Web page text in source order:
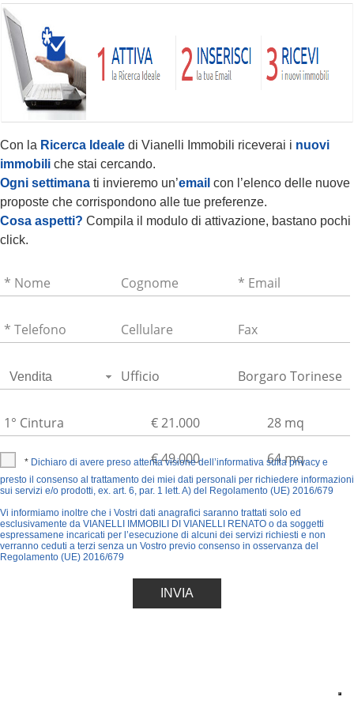
Con la Ricerca Ideale di Vianelli Immobili riceverai i nuovi
immobili che stai cercando.
Ogni settimana ti invieremo un’email con l’elenco delle nuove
proposte che corrispondono alle tue preferenze.
Cosa aspetti? Compila il modulo di attivazione, bastano pochi
click.
Vendita
* Dichiaro di avere preso attenta visione dell’informativa sulla privacy e
presto il consenso al trattamento dei miei dati personali per richiedere informazioni
sui servizi e/o prodotti, ex. art. 6, par. 1 lett. A) del Regolamento (UE) 2016/679
Vi informiamo inoltre che i Vostri dati anagrafici saranno trattati solo ed
esclusivamente da VIANELLI IMMOBILI DI VIANELLI RENATO o da soggetti
espressamene incaricati per l’esecuzione di alcuni dei servizi richiesti e non
verranno ceduti a terzi senza un Vostro previo consenso in osservanza del
Regolamento (UE) 2016/679